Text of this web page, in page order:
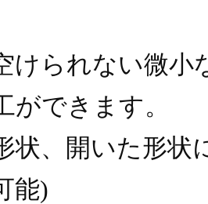
けられない微小
ができます。
状、開いた形状
能)